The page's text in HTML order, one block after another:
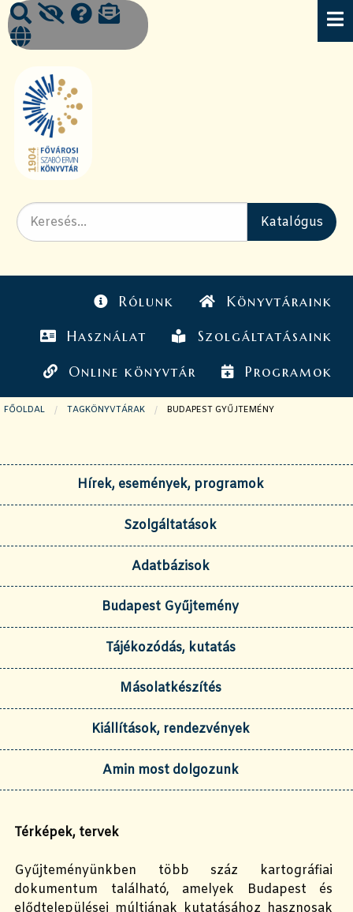
Rólunk Könyvtáraink
Használat Szolgáltatásaink
Online könyvtár Programok
FŐOLDAL TAGKÖNYVTÁRAK JELENLEGI OLDAL:
BUDAPEST GYŰJTEMÉNY
Hírek, események, programok
Szolgáltatások
Adatbázisok
Budapest Gyűjtemény
Tájékozódás, kutatás
Másolatkészítés
Kiállítások, rendezvények
Amin most dolgozunk
Térképek, tervek
Gyűjteményünkben több száz kartográfiai
dokumentum található, amelyek
Budapest és
elődtelepülései múltjának kutatásához hasznosak